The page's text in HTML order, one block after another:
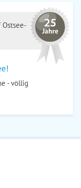
- völlig